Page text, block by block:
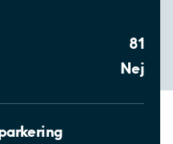
81
Nej